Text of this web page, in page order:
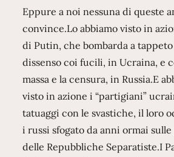
Eppure a noi nessuna di queste
convince.Lo abbiamo visto in
di Putin, che bombarda a
dissenso coi fucili, in Ucraina, e
massa e la censura, in Russia.E
visto in azione i “partigiani”
tatuaggi con le svastiche, il loro
i russi sfogato da anni ormai
delle Repubbliche Separatiste.I